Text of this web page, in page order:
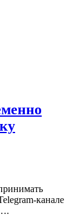
канале